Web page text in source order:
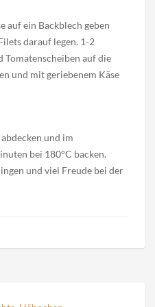
auf ein Backblech geben
darauf legen. 1-2
Tomatenscheiben auf die
und mit geriebenem Käse
und im
bei 180°C backen.
und viel Freude bei der